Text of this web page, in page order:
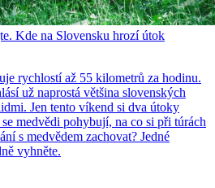
Kde na Slovensku hrozí útok
rychlostí až 55 kilometrů za hodinu.
už naprostá většina slovenských
Jen tento víkend si dva útoky
medvědi pohybují, na co si při túrách
s medvědem zachovat? Jedné
vyhněte.